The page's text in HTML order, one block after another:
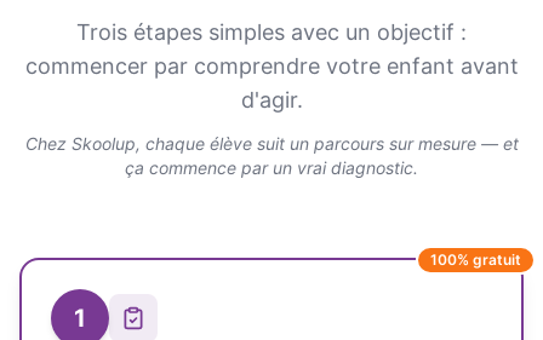
Trois étapes simples avec un objectif :
commencer par comprendre votre enfant avant
d'agir.
Chez Skoolup, chaque élève suit un parcours sur mesure — et
ça commence par un vrai diagnostic.
100% gratuit
1